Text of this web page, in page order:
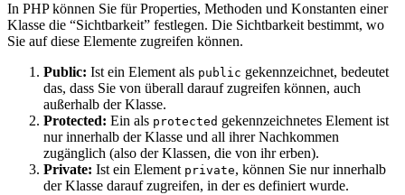
In PHP können Sie für Properties, Methoden und Konstanten einer
Klasse die “Sichtbarkeit” festlegen. Die Sichtbarkeit bestimmt, wo
Sie auf diese Elemente zugreifen können.
Public: Ist ein Element als public gekennzeichnet, bedeutet
das, dass Sie von überall darauf zugreifen können, auch
außerhalb der Klasse.
Protected: Ein als protected gekennzeichnetes Element ist
nur innerhalb der Klasse und all ihrer Nachkommen
zugänglich (also der Klassen, die von ihr erben).
Private: Ist ein Element private, können Sie nur innerhalb
der Klasse darauf zugreifen, in der es definiert wurde.